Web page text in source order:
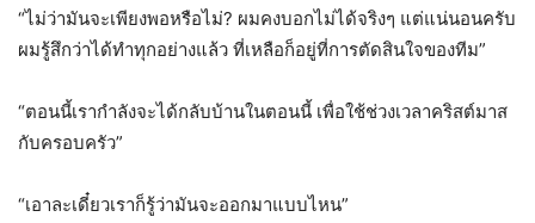
“ไม่ว่ามันจะเพียงพอหรือไม่? ผมคงบอกไม่ได้จริงๆ แต่แน่นอนครับ
ผมรู้สึกว่าได้ทำทุกอย่างแล้ว ที่เหลือก็อยู่ที่การตัดสินใจของทีม”
“ตอนนี้เรากำลังจะได้กลับบ้านในตอนนี้ เพื่อใช้ช่วงเวลาคริสต์มาส
กับครอบครัว”
“เอาละเดี๋ยวเราก็รู้ว่ามันจะออกมาแบบไหน”